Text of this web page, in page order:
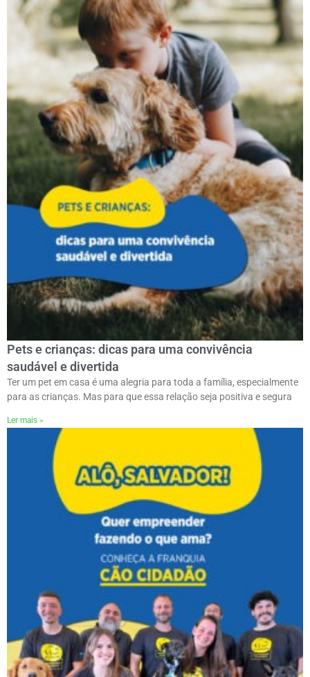
Pets e crianças: dicas para uma convivência
saudável e divertida
Ter um pet em casa é uma alegria para toda a família, especialmente
para as crianças. Mas para que essa relação seja positiva e segura
Ler mais »